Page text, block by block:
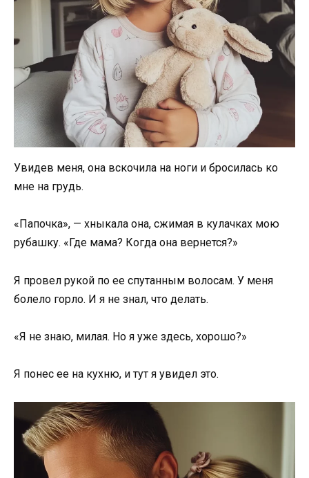
Увидев меня, она вскочила на ноги и бросилась ко
мне на грудь.
«Папочка», — хныкала она, сжимая в кулачках мою
рубашку. «Где мама? Когда она вернется?»
Я провел рукой по ее спутанным волосам. У меня
болело горло. И я не знал, что делать.
«Я не знаю, милая. Но я уже здесь, хорошо?»
Я понес ее на кухню, и тут я увидел это.